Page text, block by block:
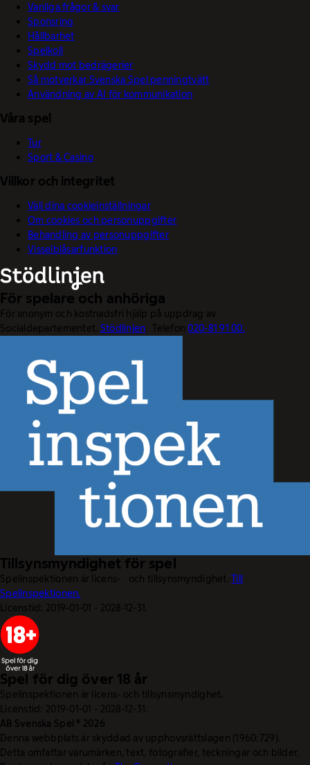
Vanliga frågor & svar
Sponsring
Hållbarhet
Spelkoll
Skydd mot bedrägerier
Så motverkar Svenska Spel penningtvätt
Användning av AI för kommunikation
Våra spel
Tur
Sport & Casino
Villkor och integritet
Välj dina cookieinställningar
Om cookies och personuppgifter
Behandling av personuppgifter
Visselblåsarfunktion
För spelare och anhöriga
För anonym och kostnadsfri hjälp på uppdrag av
Socialdepartementet. Stödlinjen. Telefon020-81 91 00.
Tillsynsmyndighet för spel
Spelinspektionen är licens- och tillsynsmyndighet.Till
Spelinspektionen.
Licenstid: 2019-01-01 - 2028-12-31.
Spel för dig över 18 år
Spelinspektionen är licens- och tillsynsmyndighet.
Licenstid: 2019-01-01 - 2028-12-31.
AB Svenska Spel © 2026
Denna webbplats är skyddad av upphovsrättslagen (1960:729).
Detta omfattar varumärken, text, fotografier, teckningar och bilder.